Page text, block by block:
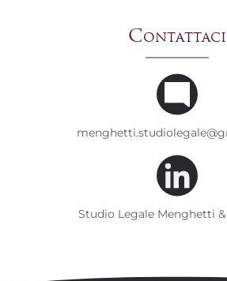
Contattaci
Studio Legale Menghetti